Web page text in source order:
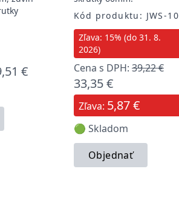
€
Kód produktu: JWS-10
Zľava: 15% (do 31. 8.
2026)
Cena s DPH: 39,22 €
33,35 €
Zľava: 5,87 €
🟢 Skladom
Objednať